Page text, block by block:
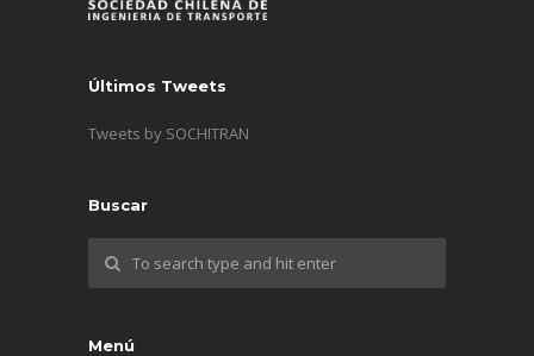
Últimos Tweets
Tweets by SOCHITRAN
Buscar
Menú